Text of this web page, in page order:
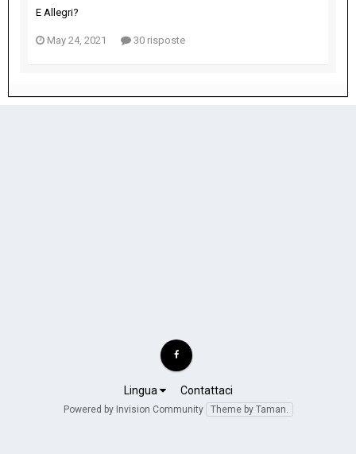
E Allegri?
May 24, 2021 30 risposte
Lingua Contattaci
Powered by Invision Community Theme by Taman.